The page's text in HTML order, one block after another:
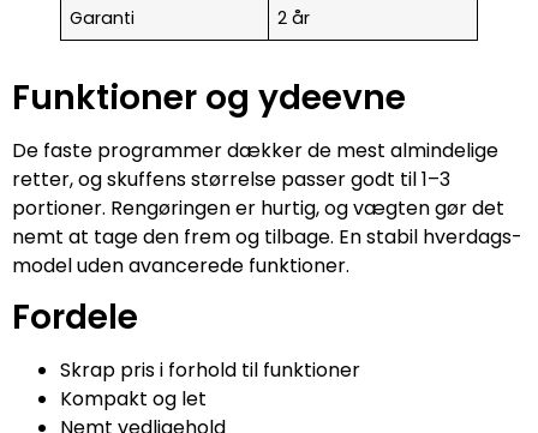
Garanti
2 år
Funktioner og ydeevne
De faste programmer dækker de mest almindelige
retter, og skuffens størrelse passer godt til 1–3
portioner. Rengøringen er hurtig, og vægten gør det
nemt at tage den frem og tilbage. En stabil hverdags-
model uden avancerede funktioner.
Fordele
Skrap pris i forhold til funktioner
Kompakt og let